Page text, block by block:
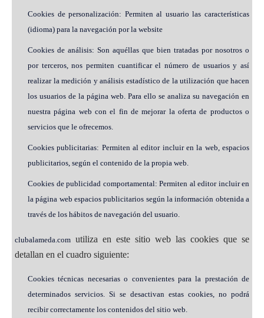
Cookies de personalización: Permiten al usuario las características
(idioma) para la navegación por la website
Cookies de análisis: Son aquéllas que bien tratadas por nosotros o
por terceros, nos permiten cuantificar el número de usuarios y así
realizar la medición y análisis estadístico de la utilización que hacen
los usuarios de la página web. Para ello se analiza su navegación en
nuestra página web con el fin de mejorar la oferta de productos o
servicios que le ofrecemos.
Cookies publicitarias: Permiten al editor incluir en la web, espacios
publicitarios, según el contenido de la propia web.
Cookies de publicidad comportamental: Permiten al editor incluir en
la página web espacios publicitarios según la información obtenida a
través de los hábitos de navegación del usuario.
clubalameda.com utiliza en este sitio web las cookies que se
detallan en el cuadro siguiente:
Cookies técnicas necesarias o convenientes para la prestación de
determinados servicios. Si se desactivan estas cookies, no podrá
recibir correctamente los contenidos del sitio web.